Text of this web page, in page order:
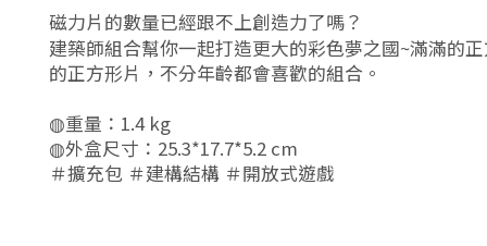
磁力片的數量已經跟不上創造力了嗎？
建築師組合幫你一起打造更大的彩色夢之國~滿滿的
的正方形片，不分年齡都會喜歡的組合。
◍重量：1.4 kg
◍外盒尺寸：25.3*17.7*5.2 cm
＃擴充包 ＃建構結構 ＃開放式遊戲